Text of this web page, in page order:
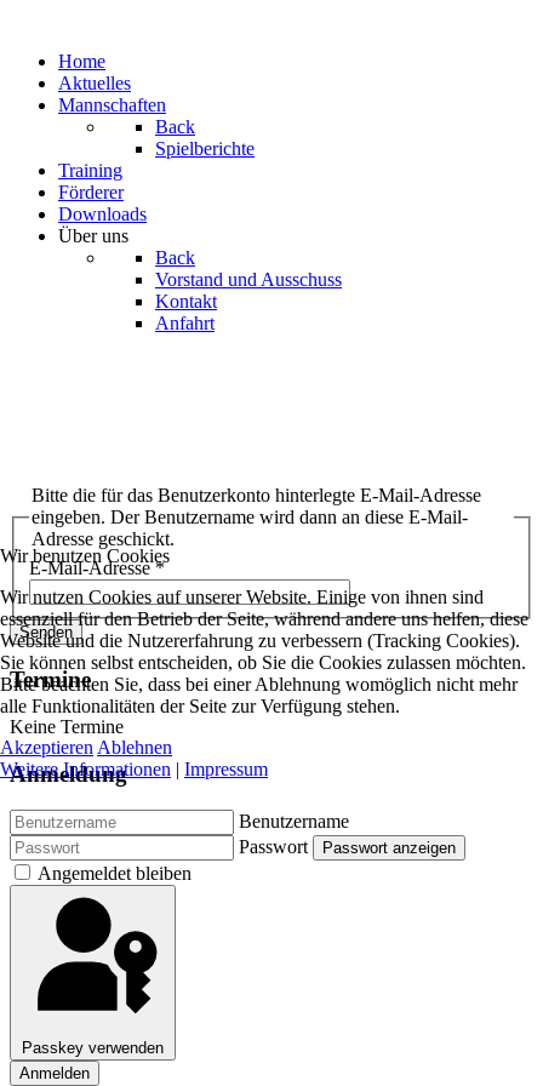
Home
Aktuelles
Mannschaften
Back
Spielberichte
Training
Förderer
Downloads
Über uns
Back
Vorstand und Ausschuss
Kontakt
Anfahrt
Bitte die für das Benutzerkonto hinterlegte E-Mail-Adresse
eingeben. Der Benutzername wird dann an diese E-Mail-
Adresse geschickt.
E-Mail-Adresse*
Senden
Termine
Keine Termine
Anmeldung
Benutzername
Passwort
Passwort anzeigen
Angemeldet bleiben
Passkey verwenden
Anmelden
Wir benutzen Cookies
Wir nutzen Cookies auf unserer Website. Einige von ihnen sind
essenziell für den Betrieb der Seite, während andere uns helfen, diese
Website und die Nutzererfahrung zu verbessern (Tracking Cookies).
Sie können selbst entscheiden, ob Sie die Cookies zulassen möchten.
Bitte beachten Sie, dass bei einer Ablehnung womöglich nicht mehr
alle Funktionalitäten der Seite zur Verfügung stehen.
Akzeptieren Ablehnen
Weitere Informationen | Impressum